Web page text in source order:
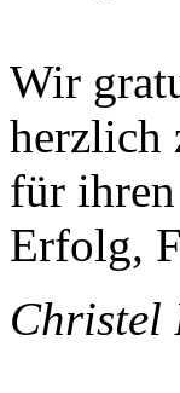
Wir
herzlich
für
Erfolg,
Christel